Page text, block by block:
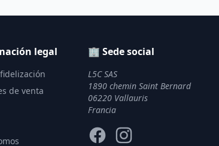
legal
de venta
🏢 Sede social
L5C SAS
1890 chemin Saint Bernard
06220 Vallauris
Francia
FacebookInstagram